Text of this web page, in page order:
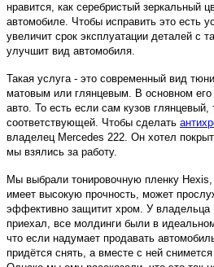
нравится, как серебристый зеркальный
автомобиле. Чтобы исправить это есть
увеличит срок эксплуатации деталей с
улучшит вид автомобиля.
Такая услуга - это современный вид
матовым или глянцевым. В основном
авто. То есть если сам кузов
соответствующей. Чтобы сделать
владелец Mercedes 222. Он хотел
мы взялись за работу.
Мы выбрали тонировочную пленку
имеет высокую прочность, может
эффективно защитит хром. У владельца
приехал, все молдинги были в
что если надумает продавать
придётся снять, а вместе с ней